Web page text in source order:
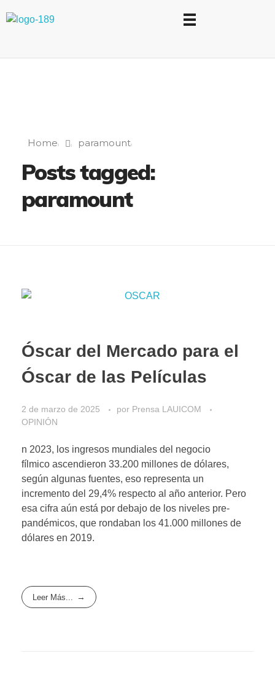
Home paramount
Posts tagged:
paramount
Óscar del Mercado para el
Óscar de las Películas
2 de marzo de 2025 por Prensa LAUICOM
OPINIÓN
n 2023, los ingresos mundiales del negocio
fílmico ascendieron 33.200 millones de dólares,
según algunas fuentes, eso representa un
incremento del 29,4% respecto al año anterior. Pero
esa cifra aún está por debajo de los niveles pre-
pandémicos, que rondaban los 41.000 millones de
dólares en 2019.
Leer Más...